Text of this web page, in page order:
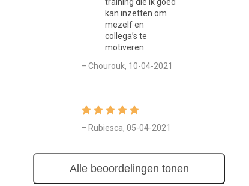
kan inzetten om
mezelf en
collega’s te
motiveren
– Chourouk, 10-04-2021
– Rubiesca, 05-04-2021
Alle beoordelingen tonen